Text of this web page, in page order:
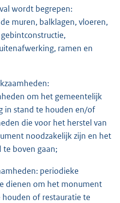
wordt begrepen:
muren, balklagen, vloeren,
ramen en
om het gemeentelijk
in stand te houden en/of
die voor het herstel van
noodzakelijk zijn en het
boven gaan;
periodieke
dienen om het monument
of restauratie te